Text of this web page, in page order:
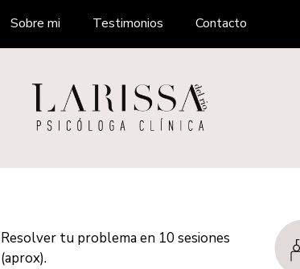
Sobre mi Testimonios Contacto
Resolver tu problema en 10 sesiones
(aprox).